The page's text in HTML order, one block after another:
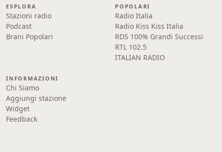
ESPLORA
Stazioni radio
Podcast
Brani Popolari
POPOLARI
Radio Italia
Radio Kiss Kiss Italia
RDS 100% Grandi Successi
RTL 102.5
ITALIAN RADIO
INFORMAZIONI
Chi Siamo
Aggiungi stazione
Widget
Feedback